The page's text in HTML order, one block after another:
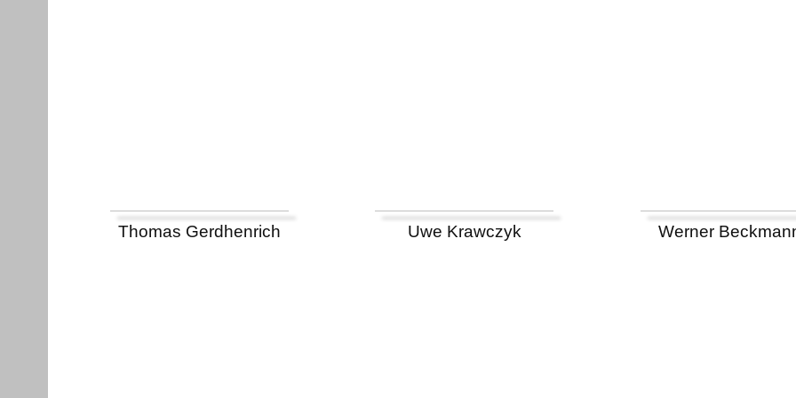
Thomas Gerdhenrich Uwe Krawczyk Werner